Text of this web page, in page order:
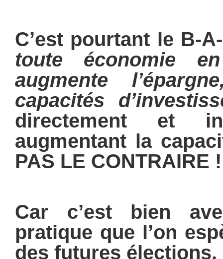
C’est pourtant le B-
toute économie
augmente
capacités
directement et
augmentant la
PAS LE CONTRAIRE !
Car c’est bien
pratique que l’on
des futures élections.